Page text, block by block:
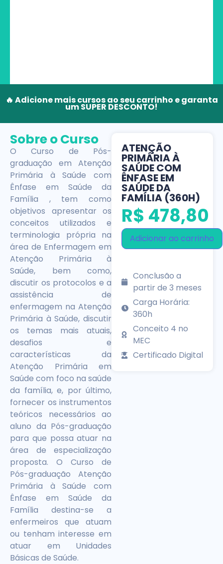
🔥 Adicione mais cursos ao seu carrinho e garanta
um SUPER DESCONTO!
Sobre o Curso
O Curso de Pós-
graduação em Atenção
Primária à Saúde com
Ênfase em Saúde da
Família , tem como
objetivos apresentar os
conceitos utilizados e
terminologia própria na
área de Enfermagem em
Atenção Primária à
Saúde, bem como,
discutir os protocolos e a
assistência de
enfermagem na Atenção
Primária à Saúde, discutir
os temas mais atuais,
desafios e
características da
Atenção Primária em
Saúde com foco na saúde
da família, e, por último,
fornecer os instrumentos
teóricos necessários ao
aluno da Pós-graduação
para que possa atuar na
área de especialização
proposta. O Curso de
Pós-graduação Atenção
Primária à Saúde com
Ênfase em Saúde da
Família destina-se a
enfermeiros que atuam
ou tenham interesse em
atuar em Unidades
Básicas de Saúde.
ATENÇÃO
PRIMÁRIA À
SAÚDE COM
ÊNFASE EM
SAÚDE DA
FAMÍLIA (360H)
R$ 478,80
Adicionar ao carrinho
Conclusão a
partir de 3 meses
Carga Horária:
360h
Conceito 4 no
MEC
Certificado Digital